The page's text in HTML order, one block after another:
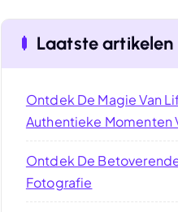
Laatste artikelen
Ontdek De Magie Van
Authentieke Momenten
Ontdek De
Fotografie